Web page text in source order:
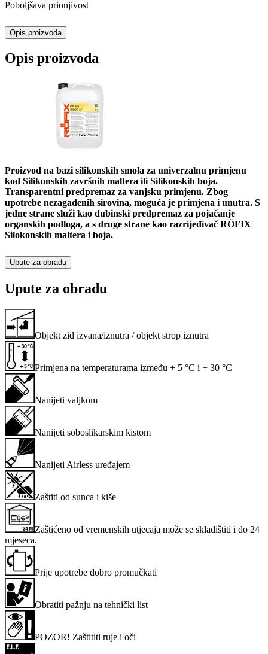
Poboljšava prionjivost
Opis proizvoda
Opis proizvoda
Proizvod na bazi silikonskih smola za univerzalnu primjenu
kod Silikonskih završnih maltera ili Silikonskih boja.
Transparentni predpremaz za vanjsku primjenu. Zbog
upotrebe nezagađenih sirovina, moguća je primjena i unutra. S
jedne strane služi kao dubinski predpremaz za pojačanje
organskih podloga, a s druge strane kao razrijeđivač RÖFIX
Silokonskih maltera i boja.
Upute za obradu
Upute za obradu
Objekt zid izvana/iznutra / objekt strop iznutra
Primjena na temperaturama između + 5 °C i + 30 °C
Nanijeti valjkom
Nanijeti soboslikarskim kistom
Nanijeti Airless uređajem
Zaštiti od sunca i kiše
Zaštićeno od vremenskih utjecaja može se skladištiti i do 24
mjeseca.
Prije upotrebe dobro promučkati
Obratiti pažnju na tehnički list
POZOR! Zaštititi ruje i oči